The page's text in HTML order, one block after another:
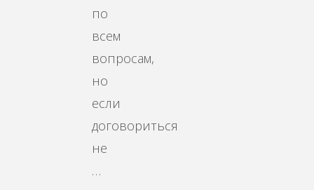
по
всем
вопросам,
но
если
договориться
не
…